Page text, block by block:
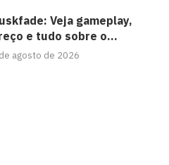
Veja gameplay,
e tudo sobre o...
agosto de 2026